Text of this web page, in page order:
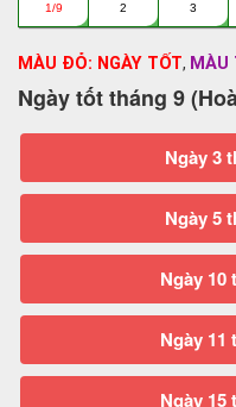
1/9 2 3
MÀU ĐỎ: NGÀY TỐT, MÀU
Ngày tốt tháng 9
Ngày 3
Ngày 5
Ngày 10
Ngày 11
Ngày 15